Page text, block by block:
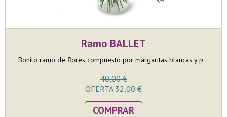
Ramo BALLET
Bonito ramo de flores compuesto por margaritas blancas y p...
40,00 €
OFERTA 32,00 €
COMPRAR